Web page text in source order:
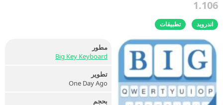
1.106
اندرويد تطبيقات
مطور
Big Key Keyboard
تطوير
One Day Ago
بحجم